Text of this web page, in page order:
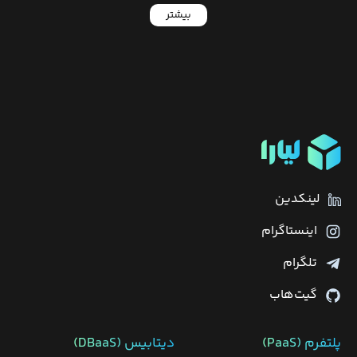
بیشتر
لینکدین
اینستاگرام
تلگرام
گیت‌هاب
پلتفرم (PaaS) دیتابیس‌ (DBaaS)